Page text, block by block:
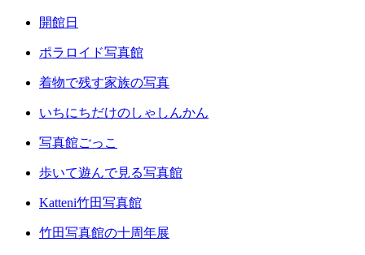
開館日
ポラロイド写真館
着物で残す家族の写真
いちにちだけのしゃしんかん
写真館ごっこ
歩いて遊んで見る写真館
Katteni竹田写真館
竹田写真館の十周年展